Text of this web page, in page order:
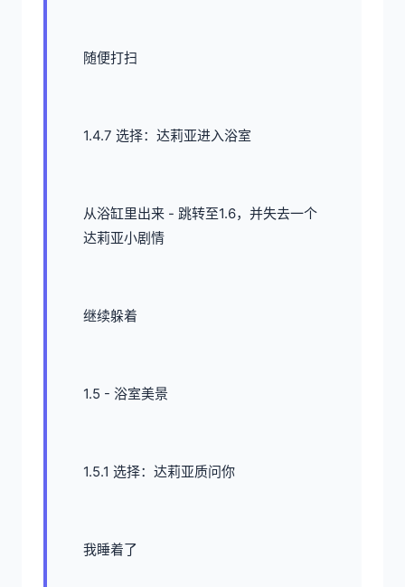
随便打扫
1.4.7 选择：达莉亚进入浴室
从浴缸里出来 - 跳转至1.6，并失去一个
达莉亚小剧情
继续躲着
1.5 - 浴室美景
1.5.1 选择：达莉亚质问你
我睡着了